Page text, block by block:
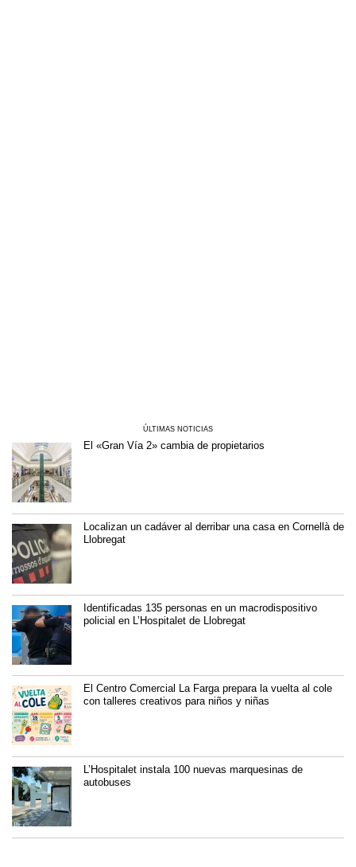
ÚLTIMAS NOTICIAS
El «Gran Vía 2» cambia de propietarios
Localizan un cadáver al derribar una casa en Cornellà de
Llobregat
Identificadas 135 personas en un macrodispositivo
policial en L’Hospitalet de Llobregat
El Centro Comercial La Farga prepara la vuelta al cole
con talleres creativos para niños y niñas
L’Hospitalet instala 100 nuevas marquesinas de
autobuses